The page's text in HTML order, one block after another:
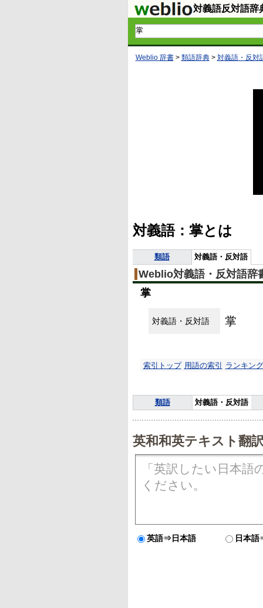
対義語反対語辞
Weblio 辞書> 類語辞典> 対義語・反対
対義語：掌とは
類語 対義語・反対語
Weblio対義語・反対語辞
掌
対義語・反対語 掌
索引トップ 用語の索引 ランキング
類語 対義語・反対語
英和和英テキスト翻
英語⇒日本語 日本